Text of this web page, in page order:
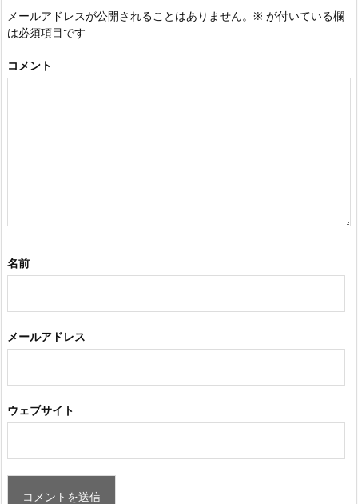
メールアドレスが公開されることはありません。 ※ が付いている欄
は必須項目です
コメント
名前
メールアドレス
ウェブサイト